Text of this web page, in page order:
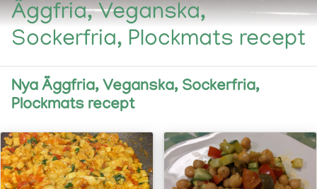
Äggfria, Veganska,
Sockerfria, Plockmats recept
Nya Äggfria, Veganska, Sockerfria,
Plockmats recept